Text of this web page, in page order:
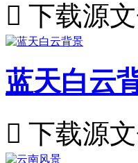
 下载源
蓝天白云
 下载源